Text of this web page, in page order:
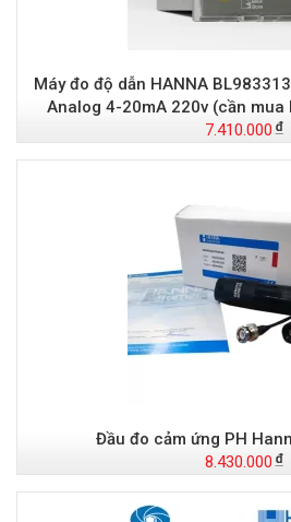
Máy đo độ dẫn HANNA
Analog 4-20mA 220v (cần mua
7.410.000
Đầu đo cảm ứng PH
8.430.000